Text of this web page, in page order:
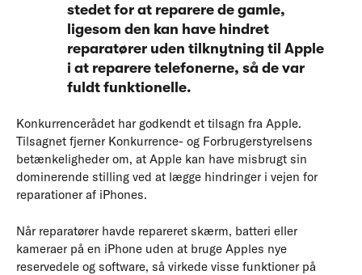
stedet for at reparere de gamle,
ligesom den kan have hindret
reparatører uden tilknytning til Apple
i at reparere telefonerne, så de var
fuldt funktionelle.
Konkurrencerådet har godkendt et tilsagn fra Apple.
Tilsagnet fjerner Konkurrence- og Forbrugerstyrelsens
betænkeligheder om, at Apple kan have misbrugt sin
dominerende stilling ved at lægge hindringer i vejen for
reparationer af iPhones.
Når reparatører havde repareret skærm, batteri eller
kameraer på en iPhone uden at bruge Apples nye
reservedele og software, så virkede visse funktioner på